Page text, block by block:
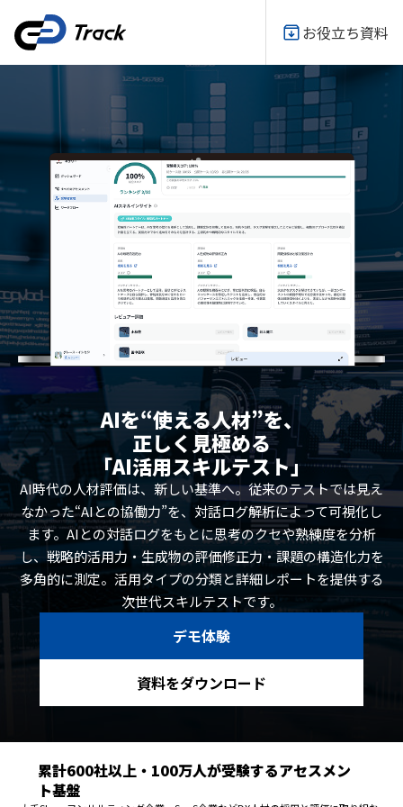
お役立ち資料
AIを“使える人材”を、
正しく見極める
「AI活用スキルテスト」
AI時代の人材評価は、新しい基準へ。従来のテストでは見え
なかった“AIとの協働力”を、対話ログ解析によって可視化し
ます。AIとの対話ログをもとに思考のクセや熟練度を分析
し、戦略的活用力・生成物の評価修正力・課題の構造化力を
多角的に測定。活用タイプの分類と詳細レポートを提供する
次世代スキルテストです。
デモ体験
資料をダウンロード
累計600社以上・100万人が受験するアセスメン
ト基盤